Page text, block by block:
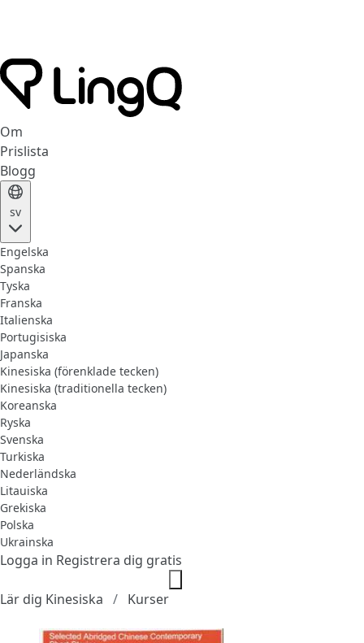
Om
Prislista
Blogg
sv
Engelska
Spanska
Tyska
Franska
Italienska
Portugisiska
Japanska
Kinesiska (förenklade tecken)
Kinesiska (traditionella tecken)
Koreanska
Ryska
Svenska
Turkiska
Nederländska
Litauiska
Grekiska
Polska
Ukrainska
Logga in Registrera dig gratis
Lär dig Kinesiska Kurser